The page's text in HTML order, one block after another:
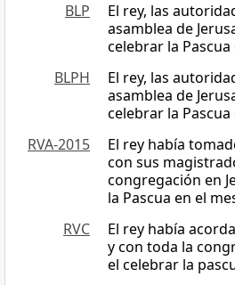
BLP
El rey, las
asamblea de
celebrar la
BLPH
El rey, las
asamblea de
celebrar la
RVA-2015
El rey había
con sus
congregación en
la Pascua en el
RVC
El rey había
y con toda la
el celebrar la